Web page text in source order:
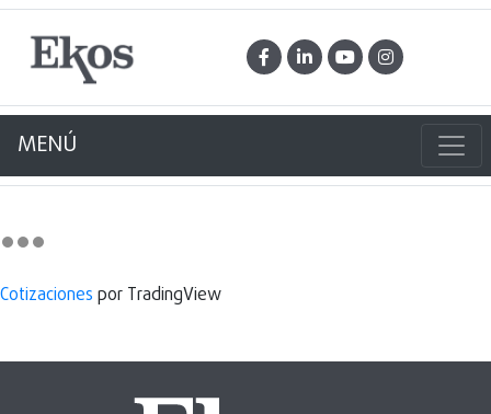
MENÚ
Cotizaciones por TradingView